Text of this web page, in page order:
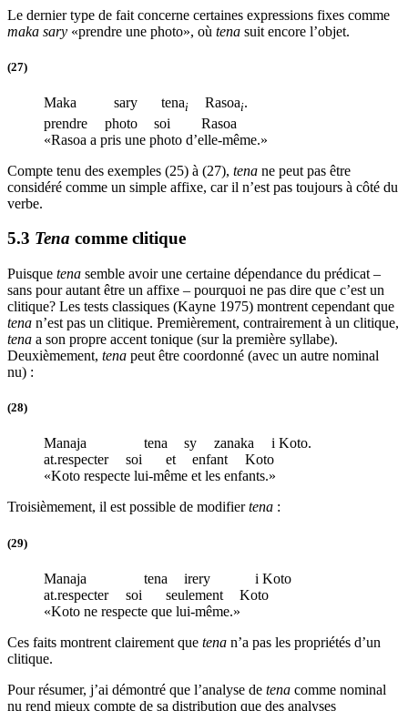
Le dernier type de fait concerne certaines expressions fixes comme
maka sary «prendre une photo», où tena suit encore l’objet.
(27)
Maka sary tenai Rasoai.
prendre
photo soi
Rasoa
«Rasoa a pris une photo d’elle-même.»
Compte tenu des exemples (25) à (27), tena ne peut pas être
considéré comme un simple affixe, car il n’est pas toujours à côté du
verbe.
5.3 Tena comme clitique
Puisque tena semble avoir une certaine dépendance du prédicat –
sans pour autant être un affixe – pourquoi ne pas dire que c’est un
clitique? Les tests classiques (Kayne 1975) montrent cependant que
tena n’est pas un clitique. Premièrement, contrairement à un clitique,
tena a son propre accent tonique (sur la première syllabe).
Deuxièmement, tena peut être coordonné (avec un autre nominal
nu) :
(28)
Manaja tena sy zanaka
i Koto.
at.respecter soi et enfant
Koto
«Koto respecte lui-même et les enfants.»
Troisièmement, il est possible de modifiertena :
(29)
Manaja tena irery
i Koto
at.respecter soi seulement
Koto
«Koto ne respecte que lui-même.»
Ces faits montrent clairement que tena n’a pas les propriétés d’un
clitique.
Pour résumer, j’ai démontré que l’analyse de tena comme nominal
nu rend mieux compte de sa distribution que des analyses